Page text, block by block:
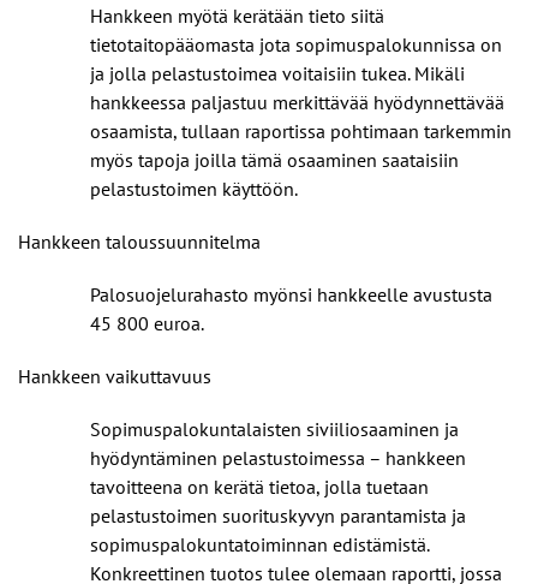
Hankkeen myötä kerätään tieto siitä
tietotaitopääomasta jota sopimuspalokunnissa on
ja jolla pelastustoimea voitaisiin tukea. Mikäli
hankkeessa paljastuu merkittävää hyödynnettävää
osaamista, tullaan raportissa pohtimaan tarkemmin
myös tapoja joilla tämä osaaminen saataisiin
pelastustoimen käyttöön.
Hankkeen taloussuunnitelma
Palosuojelurahasto myönsi hankkeelle avustusta
45 800 euroa.
Hankkeen vaikuttavuus
Sopimuspalokuntalaisten siviiliosaaminen ja
hyödyntäminen pelastustoimessa – hankkeen
tavoitteena on kerätä tietoa, jolla tuetaan
pelastustoimen suorituskyvyn parantamista ja
sopimuspalokuntatoiminnan edistämistä.
Konkreettinen tuotos tulee olemaan raportti, jossa